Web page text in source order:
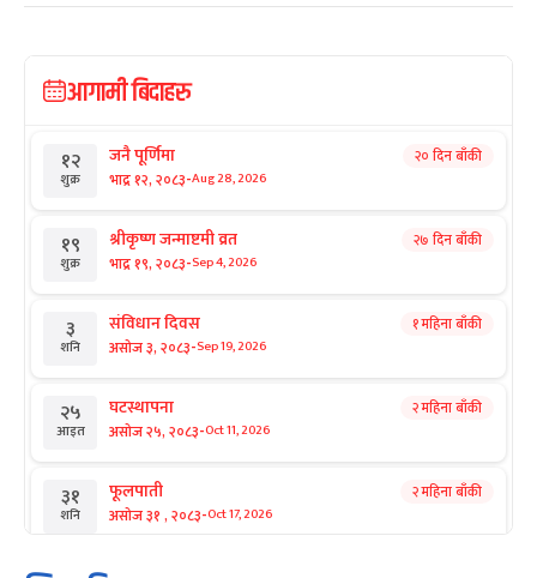
आगामी बिदाहरु
१२
शुक्र
जनै पूर्णिमा
भाद्र १२, २०८३-Aug 28, 2026
२० दिन बाँकी
१९
शुक्र
श्रीकृष्ण जन्माष्टमी व्रत
भाद्र १९, २०८३-Sep 4, 2026
२७ दिन बाँकी
३
शनि
संविधान दिवस
असोज ३, २०८३-Sep 19, 2026
१ महिना बाँकी
२५
आइत
घटस्थापना
असोज २५, २०८३-Oct 11, 2026
२ महिना बाँकी
३१
शनि
फूलपाती
असोज ३१ , २०८३-Oct 17, 2026
२ महिना बाँकी